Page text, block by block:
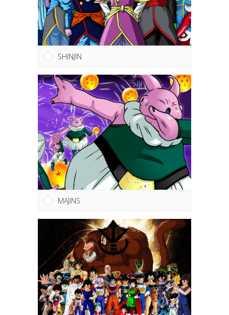
SHINJIN
MAJINS